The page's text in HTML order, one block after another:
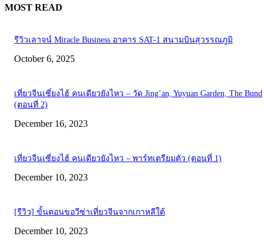
MOST READ
รีวิวเลาจน์ Miracle Business อาคาร SAT-1 สนามบินสุวรรณภูมิ
October 6, 2025
เที่ยวจีนเซี่ยงไฮ้ คนเดียวยังไหว – วัด Jing’an, Yuyuan Garden, The Bund
(ตอนที่ 2)
December 16, 2023
เที่ยวจีนเซี่ยงไฮ้ คนเดียวยังไหว – พาร์ทเตรียมตัว (ตอนที่ 1)
December 10, 2023
[รีวิว] ขั้นตอนขอวีซ่าเที่ยวจีนจากเกาหลีใต้
December 10, 2023